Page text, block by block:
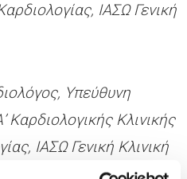
ΙΑΣΩ Γενική
Υπεύθυνη
Κλινικής
ΙΑΣΩ Γενική Κλινική